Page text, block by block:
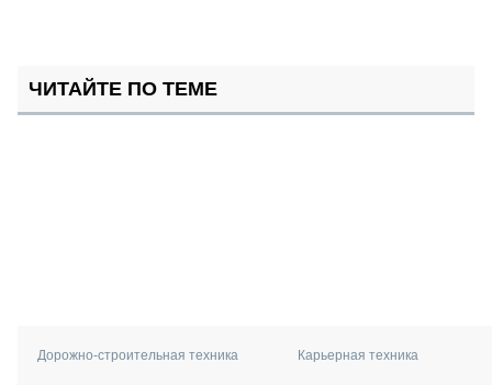
ЧИТАЙТЕ ПО ТЕМЕ
Дорожно-строительная техника Карьерная техника